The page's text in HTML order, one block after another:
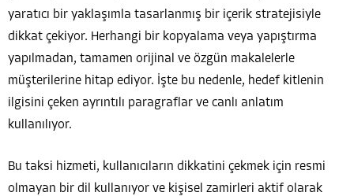
yaratıcı bir yaklaşımla tasarlanmış bir içerik stratejisiyle
dikkat çekiyor. Herhangi bir kopyalama veya yapıştırma
yapılmadan, tamamen orijinal ve özgün makalelerle
müşterilerine hitap ediyor. İşte bu nedenle, hedef kitlenin
ilgisini çeken ayrıntılı paragraflar ve canlı anlatım
kullanılıyor.
Bu taksi hizmeti, kullanıcıların dikkatini çekmek için resmi
olmayan bir dil kullanıyor ve kişisel zamirleri aktif olarak